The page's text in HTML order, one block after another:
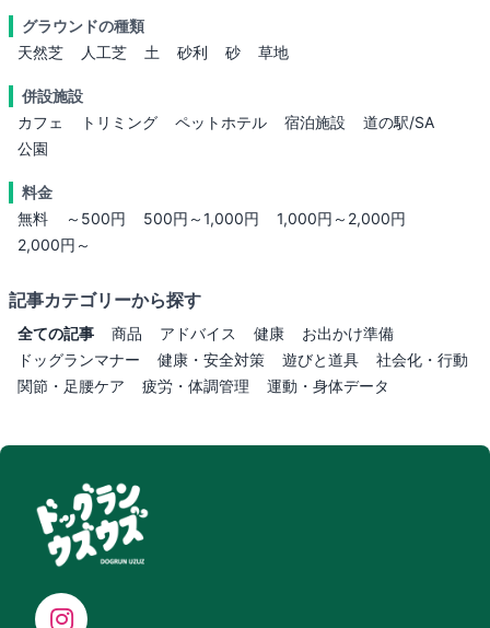
グラウンドの種類
天然芝
人工芝 土 砂利 砂 草地
併設施設
カフェ
トリミング ペットホテル 宿泊施設
道の駅/SA
公園
料金
無料
～500円 500円～1,000円
1,000円～2,000円
2,000円～
記事カテゴリーから探す
全ての記事 商品 アドバイス 健康
お出かけ準備
ドッグランマナー
健康・安全対策 遊びと道具
社会化・行動
関節・足腰ケア
疲労・体調管理 運動・身体データ